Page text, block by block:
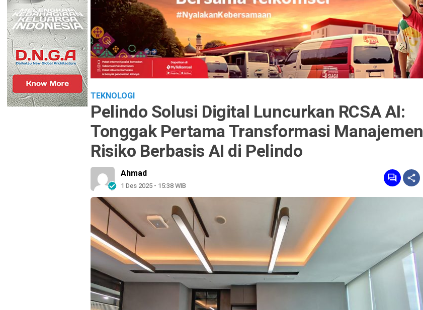
TEKNOLOGI
Pelindo Solusi Digital Luncurkan RCSA AI:
Tonggak Pertama Transformasi Manajemen
Risiko Berbasis AI di Pelindo
Ahmad
1 Des 2025 - 15:38 WIB